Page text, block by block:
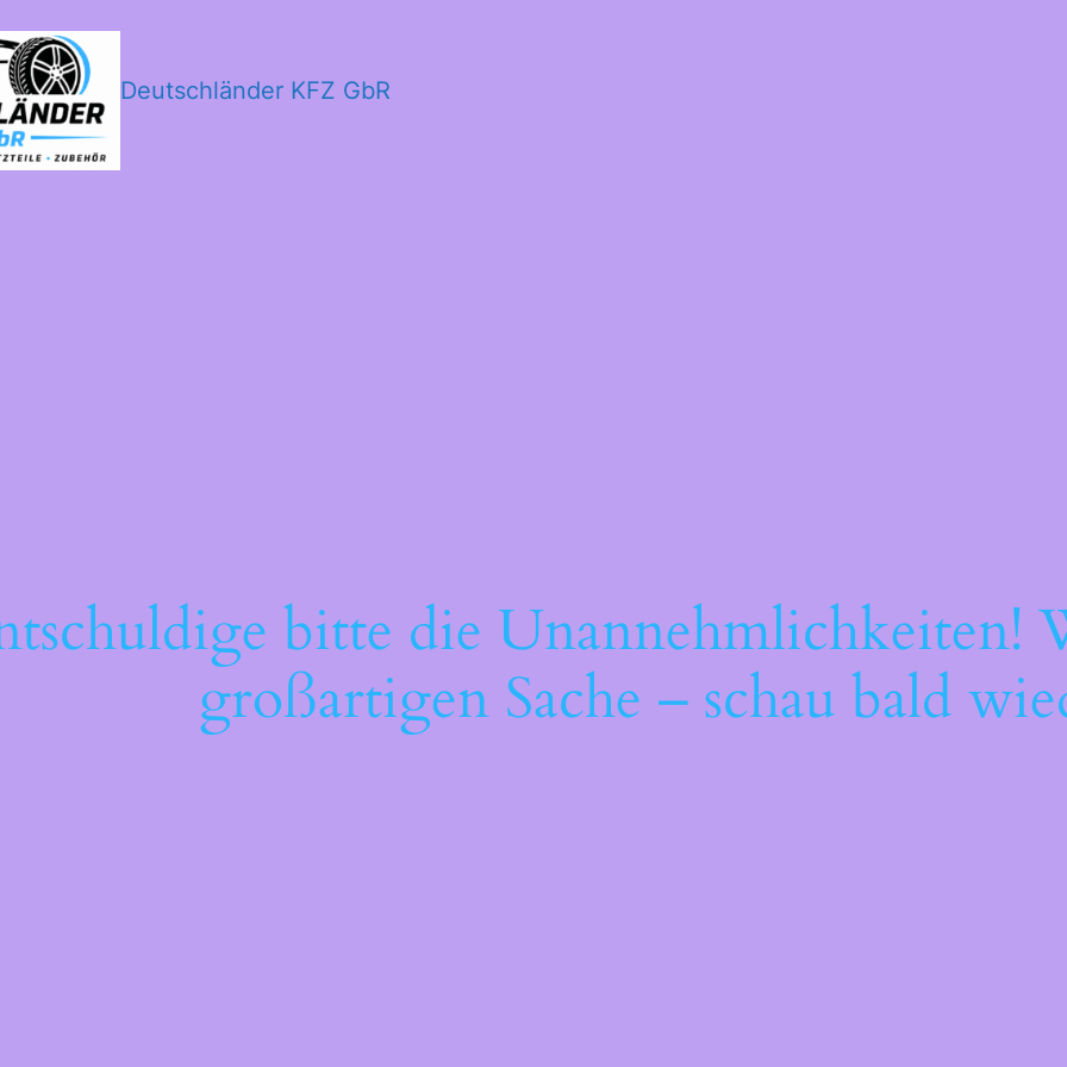
Deutschländer KFZ GbR
bitte die Unannehmlichkeiten!
großartigen Sache – schau bald